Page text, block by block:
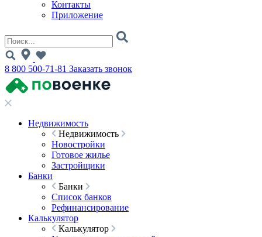
Контакты
Приложение
8 800 500-71-81 Заказать звонок
Недвижимость
Недвижимость
Новостройки
Готовое жилье
Застройщики
Банки
Банки
Список банков
Рефинансирование
Калькулятор
Калькулятор